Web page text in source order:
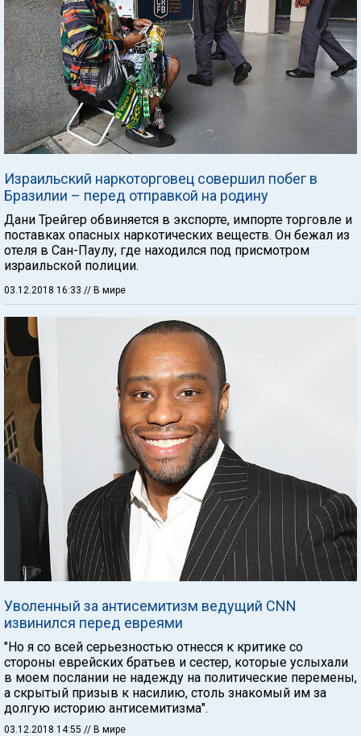
Израильский наркоторговец совершил побег в
Бразилии – перед отправкой на родину
Дани Трейгер обвиняется в экспорте, импорте торговле и
поставках опасных наркотических веществ. Он бежал из
отеля в Сан-Паулу, где находился под присмотром
израильской полиции.
03.12.2018 16:33 // В мире
Уволенный за антисемитизм ведущий CNN
извинился перед евреями
"Но я со всей серьезностью отнесся к критике со
стороны еврейских братьев и сестер, которые услыхали
в моем послании не надежду на политические перемены,
а скрытый призыв к насилию, столь знакомый им за
долгую историю антисемитизма".
03.12.2018 14:55 // В мире